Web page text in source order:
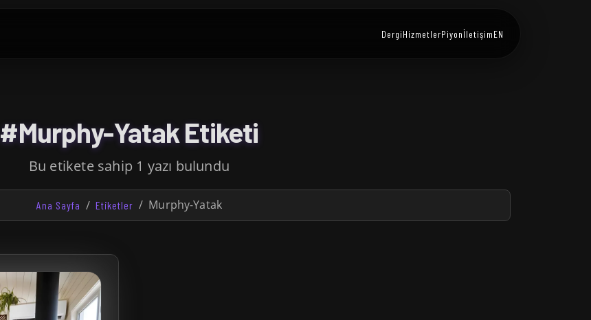
DergiHizmetlerPiyonİletişimEN
#Murphy-Yatak Etiketi
Bu etikete sahip 1 yazı bulundu
Ana Sayfa Etiketler Murphy-Yatak